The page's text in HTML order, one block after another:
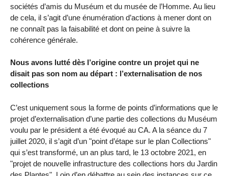
sociétés d’amis du Muséum et du musée de l’Homme. Au lieu
de cela, il s’agit d’une énumération d’actions à mener dont on
ne connaît pas la faisabilité et dont on peine à suivre la
cohérence générale.
Nous avons lutté dès l’origine contre un projet qui ne
disait pas son nom au départ : l’externalisation de nos
collections
C’est uniquement sous la forme de points d’informations que le
projet d’externalisation d’une partie des collections du Muséum
voulu par le président a été évoqué au CA. A la séance du 7
juillet 2020, il s’agit d’un "point d’étape sur le plan Collections"
qui s’est transformé, un an plus tard, le 13 octobre 2021, en
"projet de nouvelle infrastructure des collections hors du Jardin